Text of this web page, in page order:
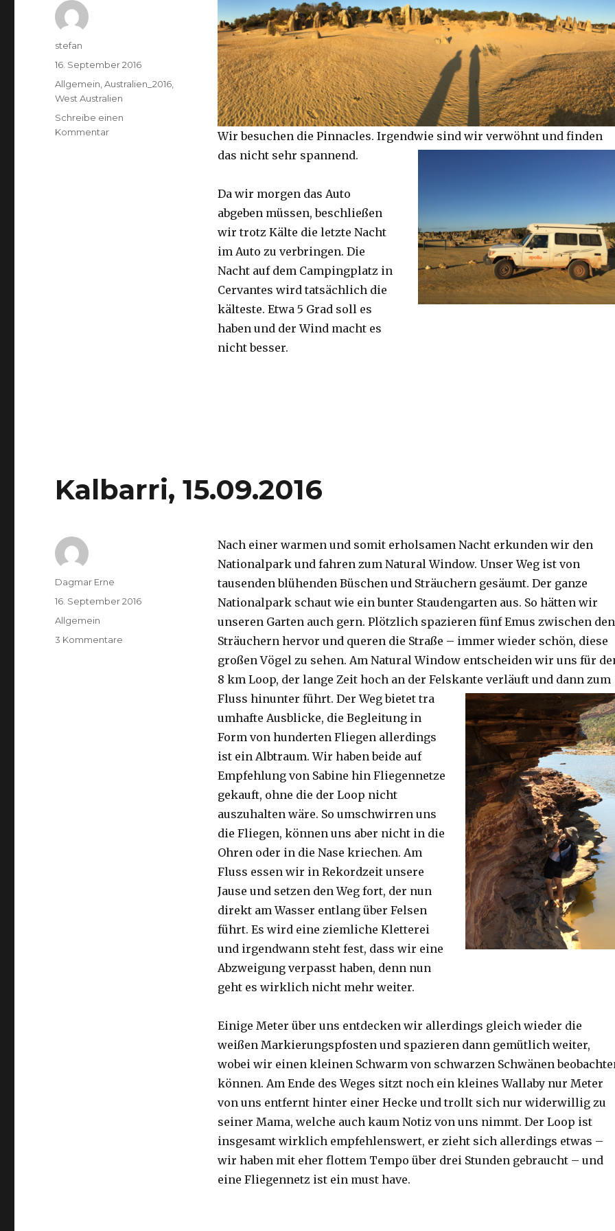
Wir besuchen die Pinnacles. Irgendwie sind wir verwöhnt und finden
das nicht sehr spannend.
Da wir morgen das Auto
abgeben müssen, beschließen
wir trotz Kälte die letzte Nacht
im Auto zu verbringen. Die
Nacht auf dem Campingplatz in
Cervantes wird tatsächlich die
kälteste. Etwa 5 Grad soll es
haben und der Wind macht es
nicht besser.
Autor
stefan
Veröffentlicht
am
16. September 2016
Kategorien
Allgemein,Australien_2016,
West Australien
Schreibe einen
Kommentarzu
Kalbarri, 15.09.2016
Nach einer warmen und somit erholsamen Nacht erkunden wir den
Nationalpark und fahren zum Natural Window. Unser Weg ist von
tausenden blühenden Büschen und Sträuchern gesäumt. Der ganze
Nationalpark schaut wie ein bunter Staudengarten aus. So hätten wir
unseren Garten auch gern. Plötzlich spazieren fünf Emus zwischen den
Sträuchern hervor und queren die Straße – immer wieder schön, diese
großen Vögel zu sehen. Am Natural Window entscheiden wir uns für
8 km Loop, der lange Zeit hoch an der Felskante verläuft und dann zum
Fluss hinunter führt. Der Weg bietet tra
umhafte Ausblicke, die Begleitung in
Form von hunderten Fliegen allerdings
ist ein Albtraum. Wir haben beide auf
Empfehlung von Sabine hin Fliegennetze
gekauft, ohne die der Loop nicht
auszuhalten wäre. So umschwirren uns
die Fliegen, können uns aber nicht in die
Ohren oder in die Nase kriechen. Am
Fluss essen wir in Rekordzeit unsere
Jause und setzen den Weg fort, der nun
direkt am Wasser entlang über Felsen
führt. Es wird eine ziemliche Kletterei
und irgendwann steht fest, dass wir eine
Abzweigung verpasst haben, denn nun
geht es wirklich nicht mehr weiter.
Einige Meter über uns entdecken wir allerdings gleich wieder die
weißen Markierungspfosten und spazieren dann gemütlich weiter,
wobei wir einen kleinen Schwarm von schwarzen Schwänen
können. Am Ende des Weges sitzt noch ein kleines Wallaby nur Meter
von uns entfernt hinter einer Hecke und trollt sich nur widerwillig zu
seiner Mama, welche auch kaum Notiz von uns nimmt. Der Loop ist
insgesamt wirklich empfehlenswert, er zieht sich allerdings etwas –
wir haben mit eher flottem Tempo über drei Stunden gebraucht – und
eine Fliegennetz ist ein must have.
Autor
Dagmar Erne
Veröffentlicht
am
16. September 2016
Kategorien
Allgemein
3 Kommentare